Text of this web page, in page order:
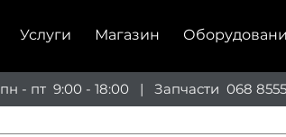
Услуги Магазин
пн - пт 9:00 - 18:00 | Запчасти 068